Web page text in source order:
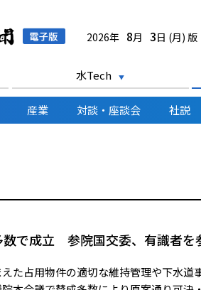
日本水道新聞 電子版
2026年 8月 3日 (月) 版
水Tech
産業 対談・座談会 社説
数で成立 参院国交委、有識者を
た占用物件の適切な維持管理や下水道